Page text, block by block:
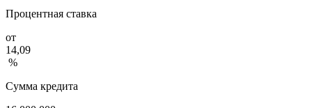
Процентная ставка
от
14,09
%
Сумма кредита